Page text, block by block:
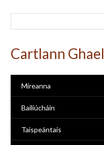
Cartlann
Míreanna
Bailiúcháin
Taispeántais